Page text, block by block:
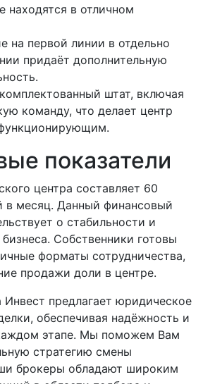
находятся в отличном
на первой линии в отдельно
придаёт дополнительную
штат, включая
команду, что делает центр
показатели
центра составляет 60
в месяц. Данный финансовый
о стабильности и
Собственники готовы
форматы сотрудничества,
продажи доли в центре.
Инвест предлагает юридическое
обеспечивая надёжность и
этапе. Мы поможем Вам
стратегию смены
брокеры обладают широким